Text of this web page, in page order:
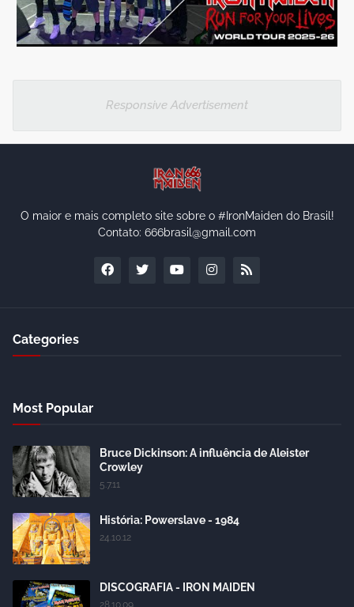
Responsive Advertisement
O maior e mais completo site sobre o #IronMaiden do Brasil!
Contato: 666brasil@gmail.com
Categories
Most Popular
Bruce Dickinson: A influência de Aleister
Crowley
5.7.11
História: Powerslave - 1984
24.10.12
DISCOGRAFIA - IRON MAIDEN
28.10.09